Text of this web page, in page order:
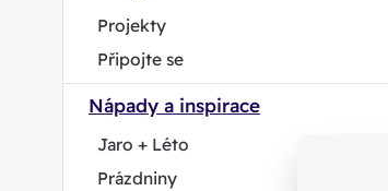
Projekty
Připojte se
Nápady a inspirace
Jaro + Léto
Prázdniny